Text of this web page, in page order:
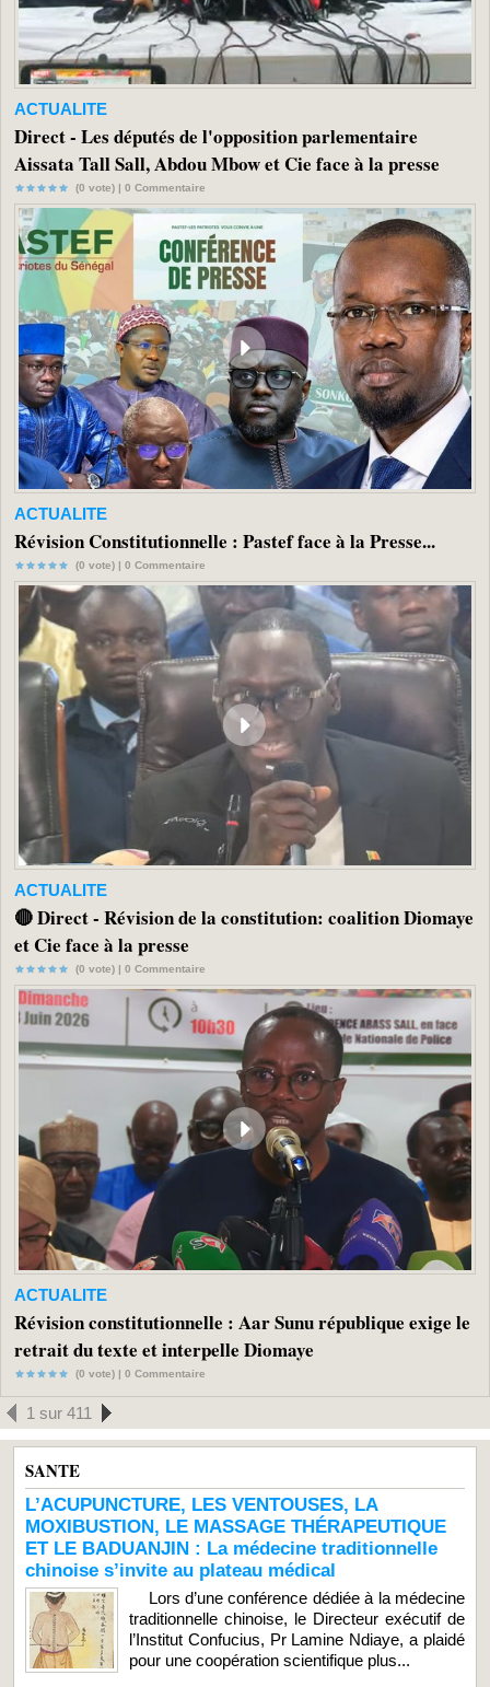
ACTUALITE
Direct - Les députés de l'opposition parlementaire
Aissata Tall Sall, Abdou Mbow et Cie face à la presse
(0 vote) | 0 Commentaire
ACTUALITE
Révision Constitutionnelle : Pastef face à la Presse...
(0 vote) | 0 Commentaire
ACTUALITE
🔴 Direct - Révision de la constitution: coalition Diomaye
et Cie face à la presse
(0 vote) | 0 Commentaire
ACTUALITE
Révision constitutionnelle : Aar Sunu république exige le
retrait du texte et interpelle Diomaye
(0 vote) | 0 Commentaire
1 sur 411
SANTE
L’ACUPUNCTURE, LES VENTOUSES, LA
MOXIBUSTION, LE MASSAGE THÉRAPEUTIQUE
ET LE BADUANJIN : La médecine traditionnelle
chinoise s’invite au plateau médical
Lors d’une conférence dédiée à la médecine
traditionnelle chinoise, le Directeur exécutif de
l’Institut Confucius, Pr Lamine Ndiaye, a plaidé
pour une coopération scientifique plus...